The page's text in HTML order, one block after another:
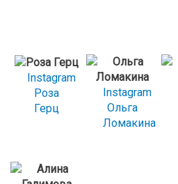
Instagram
Роза
Герц
Instagram
Ольга
Ломакина